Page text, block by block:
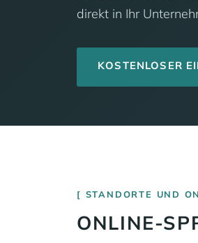
direkt in Ihr
KOSTENLOSER
STANDORTE UND
ONLINE-